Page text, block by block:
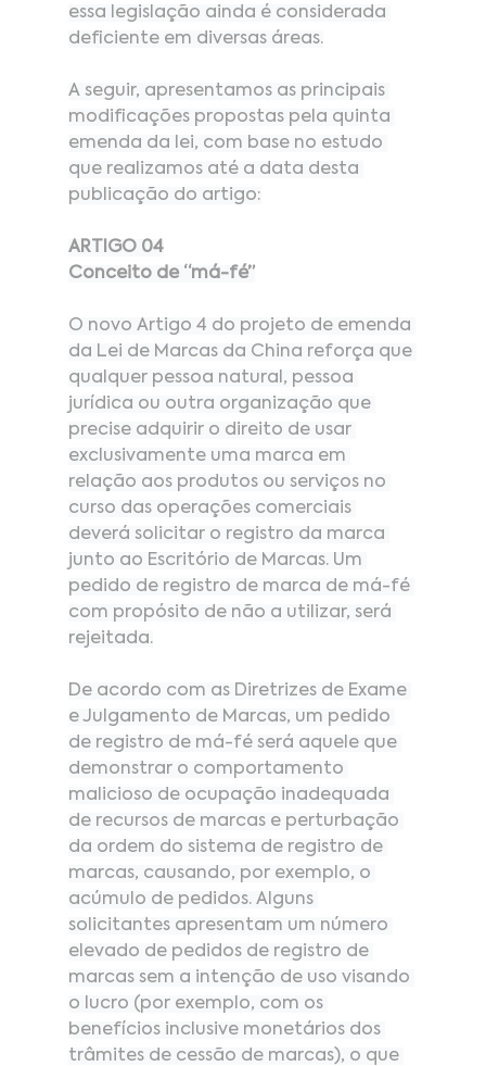
essa legislação ainda é considerada
deficiente em diversas áreas.
A seguir, apresentamos as principais
modificações propostas pela quinta
emenda da lei, com base no estudo
que realizamos até a data desta
publicação do artigo:
ARTIGO 04
Conceito de “má-fé”
O novo Artigo 4 do projeto de emenda
da Lei de Marcas da China reforça que
qualquer pessoa natural, pessoa
jurídica ou outra organização que
precise adquirir o direito de usar
exclusivamente uma marca em
relação aos produtos ou serviços no
curso das operações comerciais
deverá solicitar o registro da marca
junto ao Escritório de Marcas. Um
pedido de registro de marca de má-fé
com propósito de não a utilizar, será
rejeitada.
De acordo com as Diretrizes de Exame
e Julgamento de Marcas, um pedido
de registro de má-fé será aquele que
demonstrar o comportamento
malicioso de ocupação inadequada
de recursos de marcas e perturbação
da ordem do sistema de registro de
marcas, causando, por exemplo, o
acúmulo de pedidos. Alguns
solicitantes apresentam um número
elevado de pedidos de registro de
marcas sem a intenção de uso visando
o lucro (por exemplo, com os
benefícios inclusive monetários dos
trâmites de cessão de marcas), o que